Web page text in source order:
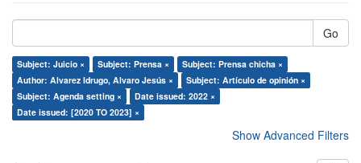
Go
Subject: Juicio × Subject: Prensa ×
Subject: Prensa chicha ×
Author: Alvarez Idrugo, Alvaro Jesús ×
Subject: Artículo de opinión ×
Subject: Agenda setting ×
Date issued: 2022 ×
Date issued: [2020 TO 2023] ×
Show Advanced Filters